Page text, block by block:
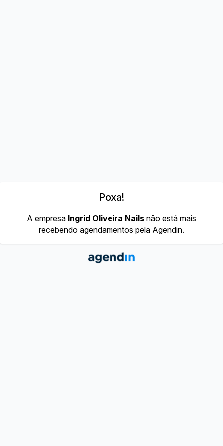
Poxa!
A empresa Ingrid Oliveira Nails não está mais
recebendo agendamentos pela Agendin.